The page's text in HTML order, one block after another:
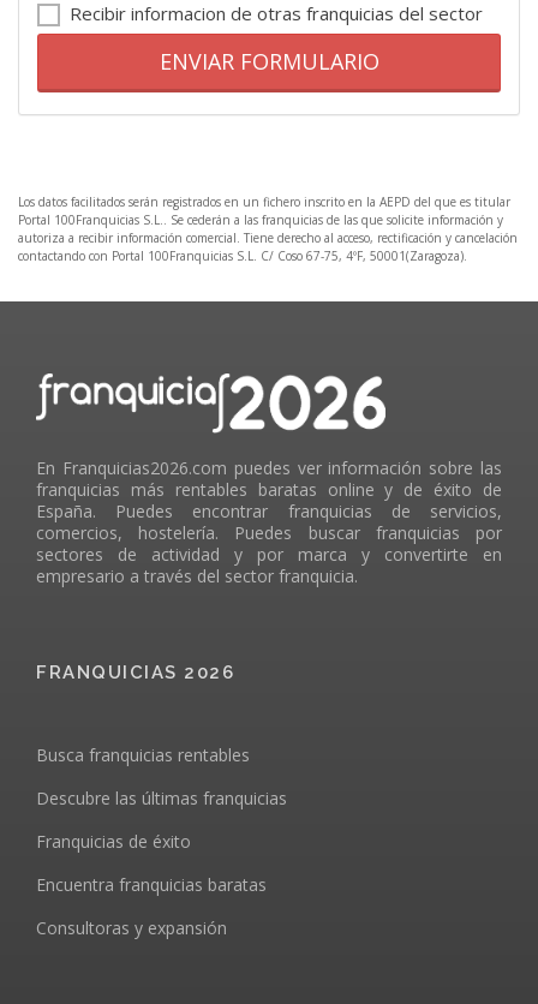
Recibir informacion de otras franquicias del sector
ENVIAR FORMULARIO
Los datos facilitados serán registrados en un fichero inscrito en la AEPD del que es titular
Portal 100Franquicias S.L.. Se cederán a las franquicias de las que solicite información y
autoriza a recibir información comercial. Tiene derecho al acceso, rectificación y cancelación
contactando con Portal 100Franquicias S.L. C/ Coso 67-75, 4ºF, 50001(Zaragoza).
En Franquicias2026.com puedes ver información sobre las
franquicias más rentables baratas online y de éxito de
España. Puedes encontrar franquicias de servicios,
comercios, hostelería. Puedes buscar franquicias por
sectores de actividad y por marca y convertirte en
empresario a través del sector franquicia.
FRANQUICIAS 2026
Busca franquicias rentables
Descubre las últimas franquicias
Franquicias de éxito
Encuentra franquicias baratas
Consultoras y expansión